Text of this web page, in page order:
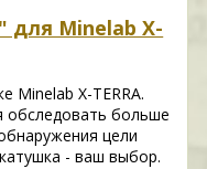
для Minelab X-
Minelab X-TERRA.
обследовать больше
цели
- ваш выбор.